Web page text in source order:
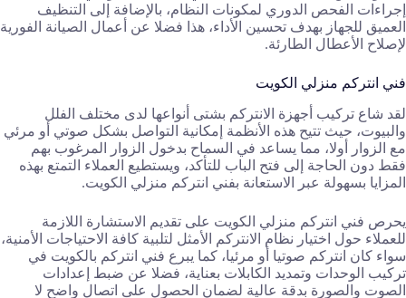
إجراءات الفحص الدوري لمكونات النظام، بالإضافة إلى التنظيف
العميق للجهاز بهدف تحسين الأداء، هذا فضلا عن أعمال الصيانة الفورية
لإصلاح الأعطال الطارئة.
فني انتركم منزلي الكويت
لقد شاع تركيب أجهزة الانتركم بشتى أنواعها لدى مختلف الفلل
والبيوت، حيث تتيح هذه الأنظمة إمكانية التواصل بشكل صوتي أو مرئي
مع الزوار أولا، مما يساعد في السماح بدخول الزوار المرغوب بهم
فقط دون الحاجة إلى فتح الباب للتأكد، ويستطيع العملاء التمتع بهذه
المزايا بسهولة عبر الاستعانة بفني انتركم منزلي الكويت.
يحرص فني انتركم منزلي الكويت على تقديم الاستشارة اللازمة
للعملاء حول اختيار نظام الانتركم الأمثل لتلبية كافة الاحتياجات الأمنية،
سواء كان انتركم صوتيا أو مرئيا، كما يبرع فني انتركم بالكويت في
تركيب الوحدات وتمديد الكابلات بعناية، فضلا عن ضبط إعدادات
الصوت والصورة بدقة عالية لضمان الحصول على اتصال واضح لا